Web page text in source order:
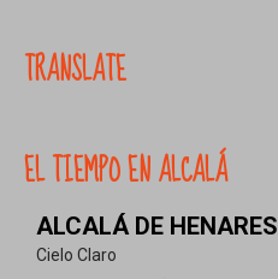
TRANSLATE
EL TIEMPO EN ALCALÁ
ALCALÁ DE HENARES
Cielo Claro